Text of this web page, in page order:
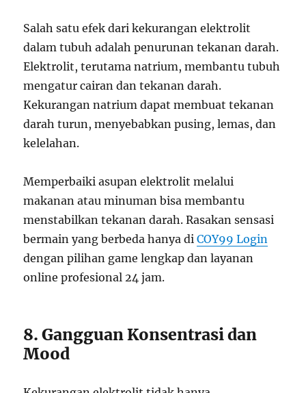
Salah satu efek dari kekurangan elektrolit
dalam tubuh adalah penurunan tekanan darah.
Elektrolit, terutama natrium, membantu tubuh
mengatur cairan dan tekanan darah.
Kekurangan natrium dapat membuat tekanan
darah turun, menyebabkan pusing, lemas, dan
kelelahan.
Memperbaiki asupan elektrolit melalui
makanan atau minuman bisa membantu
menstabilkan tekanan darah. Rasakan sensasi
bermain yang berbeda hanya diCOY99 Login
dengan pilihan game lengkap dan layanan
online profesional 24 jam.
8. Gangguan Konsentrasi dan
Mood